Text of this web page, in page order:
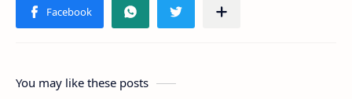
You may like these posts